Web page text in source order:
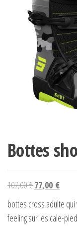
Bottes
107,00€Le
initial
77,00 €Le
prix
actuel
est :
bottes cross adulte
feeling sur les cale-